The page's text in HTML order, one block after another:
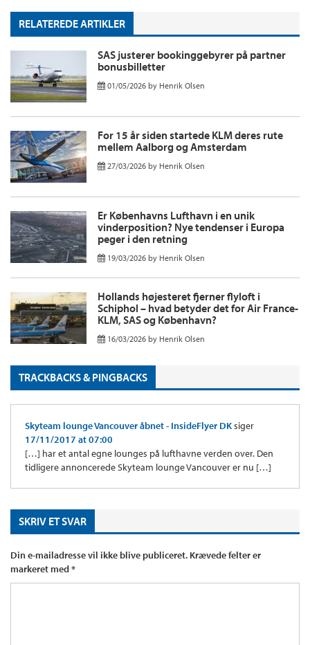
RELATEREDE ARTIKLER
SAS justerer bookinggebyrer på partner
bonusbilletter
01/05/2026 by Henrik Olsen
For 15 år siden startede KLM deres rute
mellem Aalborg og Amsterdam
27/03/2026 by Henrik Olsen
Er Københavns Lufthavn i en unik
vinderposition? Nye tendenser i Europa
peger i den retning
19/03/2026 by Henrik Olsen
Hollands højesteret fjerner flyloft i
Schiphol – hvad betyder det for Air France-
KLM, SAS og København?
16/03/2026 by Henrik Olsen
TRACKBACKS & PINGBACKS
Skyteam lounge Vancouver åbnet - InsideFlyer DKsiger
17/11/2017 at 07:00
[…] har et antal egne lounges på lufthavne verden over. Den
tidligere annoncerede Skyteam lounge Vancouver er nu […]
SKRIV ET SVAR
Din e-mailadresse vil ikke blive publiceret. Krævede felter er
markeret med*